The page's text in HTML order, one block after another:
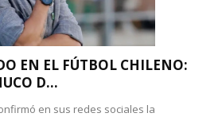
EN EL FÚTBOL CHILENO:
D...
en sus redes sociales la